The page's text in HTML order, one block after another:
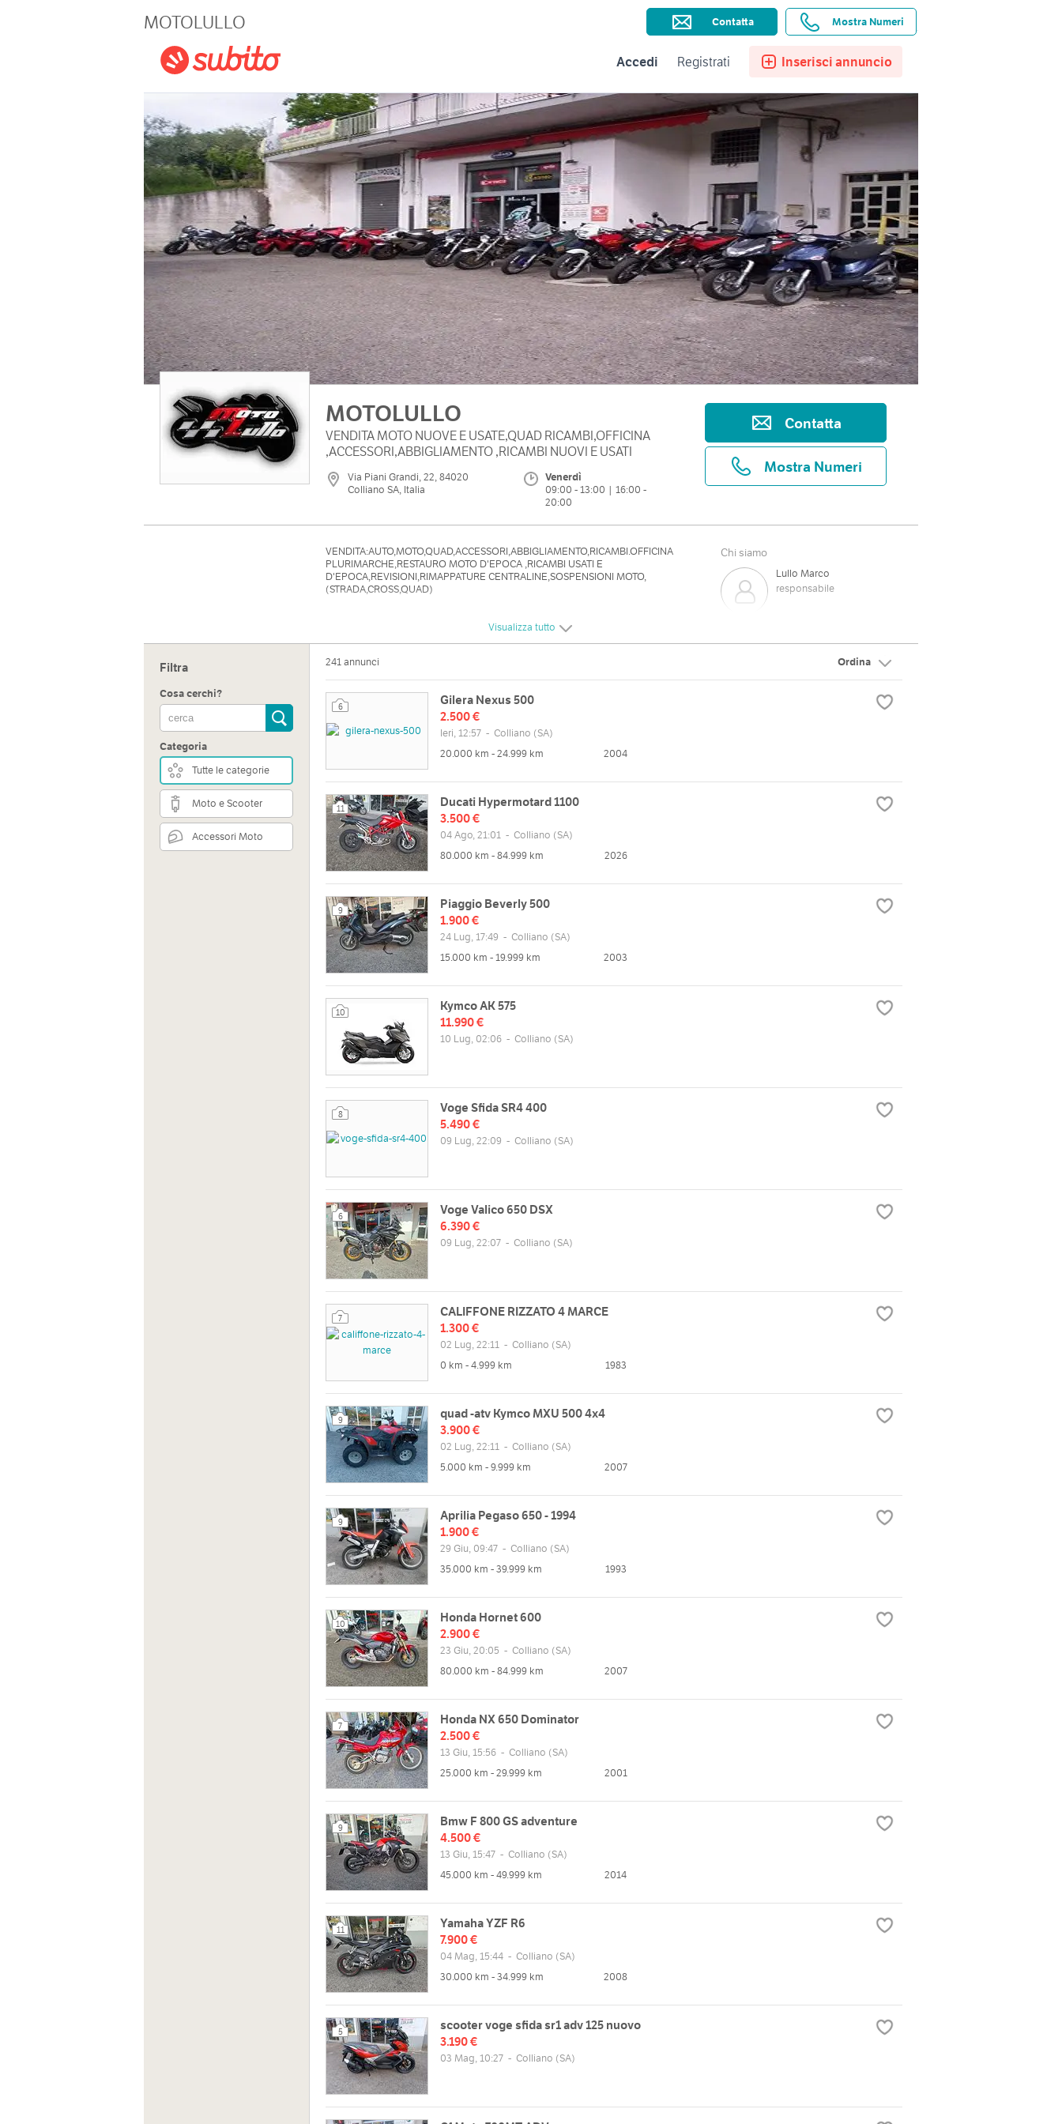
Subito per le Aziende Assistenza Ricerche salvate Preferiti
Accedi Registrati Inserisci annuncio
MOTOLULLO Contatta Mostra Numeri
MOTOLULLO
VENDITA MOTO NUOVE E USATE,QUAD RICAMBI,OFFICINA
,ACCESSORI,ABBIGLIAMENTO ,RICAMBI NUOVI E USATI
Via Piani Grandi, 22, 84020
Colliano SA, Italia
Venerdì
09:00 - 13:00 | 16:00 -
20:00
Contatta
Mostra Numeri
VENDITA:AUTO,MOTO,QUAD,ACCESSORI,ABBIGLIAMENTO,RICAMBI.OFFICINA
PLURIMARCHE,RESTAURO MOTO D'EPOCA ,RICAMBI USATI E
D'EPOCA,REVISIONI,RIMAPPATURE CENTRALINE,SOSPENSIONI MOTO,
(STRADA,CROSS,QUAD)
Chi siamo
Lullo Marco
responsabile
Indirizzo
Italia
Mappa
Sito web
http://www.motolullo.it
Lun
Mer
Gio
09:00 - 13:00 | 16:00 - 20:00
Visualizza tutto
Filtra
Cosa cerchi?
Categoria
Tutte le categorie
Moto e Scooter
Accessori Moto
241 annunci Ordina
6
Gilera Nexus 500
2.500 €
Ieri, 12:57 - Colliano (SA)
20.000 km - 24.999 km
2004
11
Ducati Hypermotard 1100
3.500 €
04 Ago, 21:01 - Colliano (SA)
80.000 km - 84.999 km
2026
9
Piaggio Beverly 500
1.900 €
24 Lug, 17:49 - Colliano (SA)
15.000 km - 19.999 km
2003
10
Kymco AK 575
11.990 €
10 Lug, 02:06 - Colliano (SA)
8
Voge Sfida SR4 400
5.490 €
09 Lug, 22:09 - Colliano (SA)
6
Voge Valico 650 DSX
6.390 €
09 Lug, 22:07 - Colliano (SA)
7
CALIFFONE RIZZATO 4 MARCE
1.300 €
02 Lug, 22:11 - Colliano (SA)
0 km - 4.999 km
1983
9
quad -atv Kymco MXU 500 4x4
3.900 €
02 Lug, 22:11 - Colliano (SA)
5.000 km - 9.999 km
2007
9
Aprilia Pegaso 650 - 1994
1.900 €
29 Giu, 09:47 - Colliano (SA)
35.000 km - 39.999 km
1993
10
Honda Hornet 600
2.900 €
23 Giu, 20:05 - Colliano (SA)
80.000 km - 84.999 km
2007
7
Honda NX 650 Dominator
2.500 €
13 Giu, 15:56 - Colliano (SA)
25.000 km - 29.999 km
2001
9
Bmw F 800 GS adventure
4.500 €
13 Giu, 15:47 - Colliano (SA)
45.000 km - 49.999 km
2014
11
Yamaha YZF R6
7.900 €
04 Mag, 15:44 - Colliano (SA)
30.000 km - 34.999 km
2008
5
scooter voge sfida sr1 adv 125 nuovo
3.190 €
03 Mag, 10:27 - Colliano (SA)